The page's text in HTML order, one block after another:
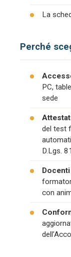
La
Perché
PC,
sede
del test
D.Lgs.
con